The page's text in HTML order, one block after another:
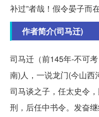
补过”者哉！假令晏子而
作者简介(司马迁)
司马迁（前145年-不可
南)人，一说龙门(今山西
司马谈之子，任太史令
刑，后任中书令。发奋